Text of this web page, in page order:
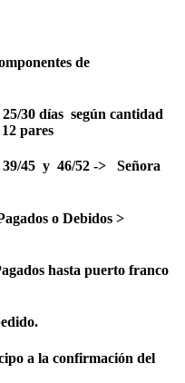
de
30 días según cantidad
pares
39/45 y 46/52 -> Señora
o Debidos >
hasta puerto franco
a la confirmación del